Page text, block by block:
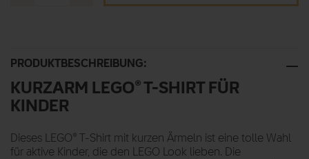
PRODUKTBESCHREIBUNG:
KURZARM LEGO® T-SHIRT FÜR
KINDER
Dieses LEGO® T-Shirt mit kurzen Ärmeln ist eine tolle Wahl
für aktive Kinder, die den LEGO Look lieben. Die